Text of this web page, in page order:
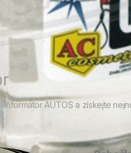
Informátor AUTOS a získejte